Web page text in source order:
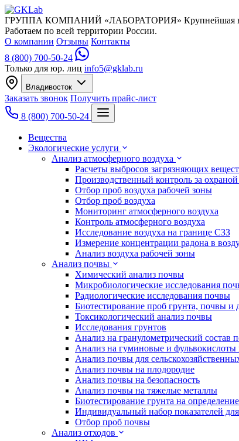
ГРУППА КОМПАНИЙ «ЛАБОРАТОРИЯ» Крупнейшая
Работаем по всей территории России.
О компании Отзывы Контакты
8 (800) 700-50-24
Только для юр. лиц info5@gklab.ru
Владивосток
Заказать звонок Получить прайс-лист
8 (800) 700-50-24
Вещества
Экологические услуги
Анализ атмосферного воздуха
Расчеты выбросов загрязняющих
Производственный контроль за
Отбор проб воздуха рабочей зоны
Отбор проб воздуха
Мониторинг атмосферного воздуха
Контроль атмосферного воздуха
Исследование воздуха на границе СЗЗ
Измерение концентрации радона в
Анализ воздуха рабочей зоны
Анализ почвы
Химический анализ почвы
Микробиологические исследования
Радиологические исследования почвы
Биотестирование проб грунта, почвы
Токсикологический анализ почвы
Исследования грунтов
Анализ на гранулометрический состав
Анализ на гуминовые и фульвокислоты
Анализ почвы для
Анализ почвы на плодородие
Анализ почвы на безопасность
Анализ почвы на тяжелые металлы
Биотестирование грунта на
Индивидуальный набор показателей
Отбор проб почвы
Анализ отходов